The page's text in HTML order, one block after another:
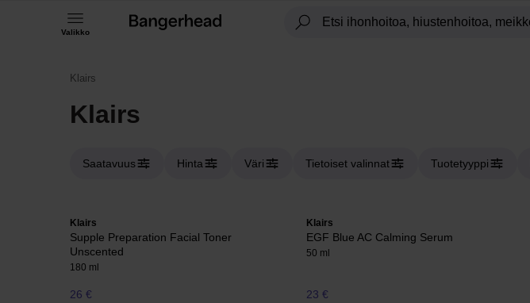
Valikko
Klairs
Klairs
Saatavuus Hinta Väri Tietoiset valinnat Tuotetyyppi
Klairs
Supple Preparation Facial Toner
Unscented
180 ml
26 €
Klairs
EGF Blue AC Calming Serum
50 ml
23 €